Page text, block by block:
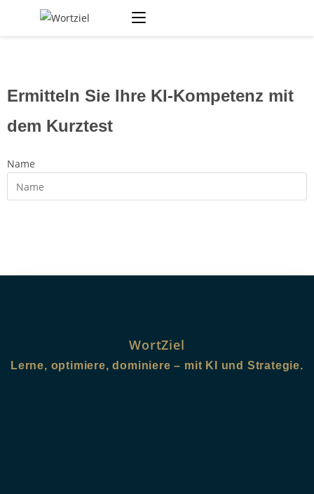
Ermitteln Sie Ihre KI-Kompetenz mit
dem Kurztest
Name
WortZiel
Lerne, optimiere, dominiere – mit KI und Strategie.